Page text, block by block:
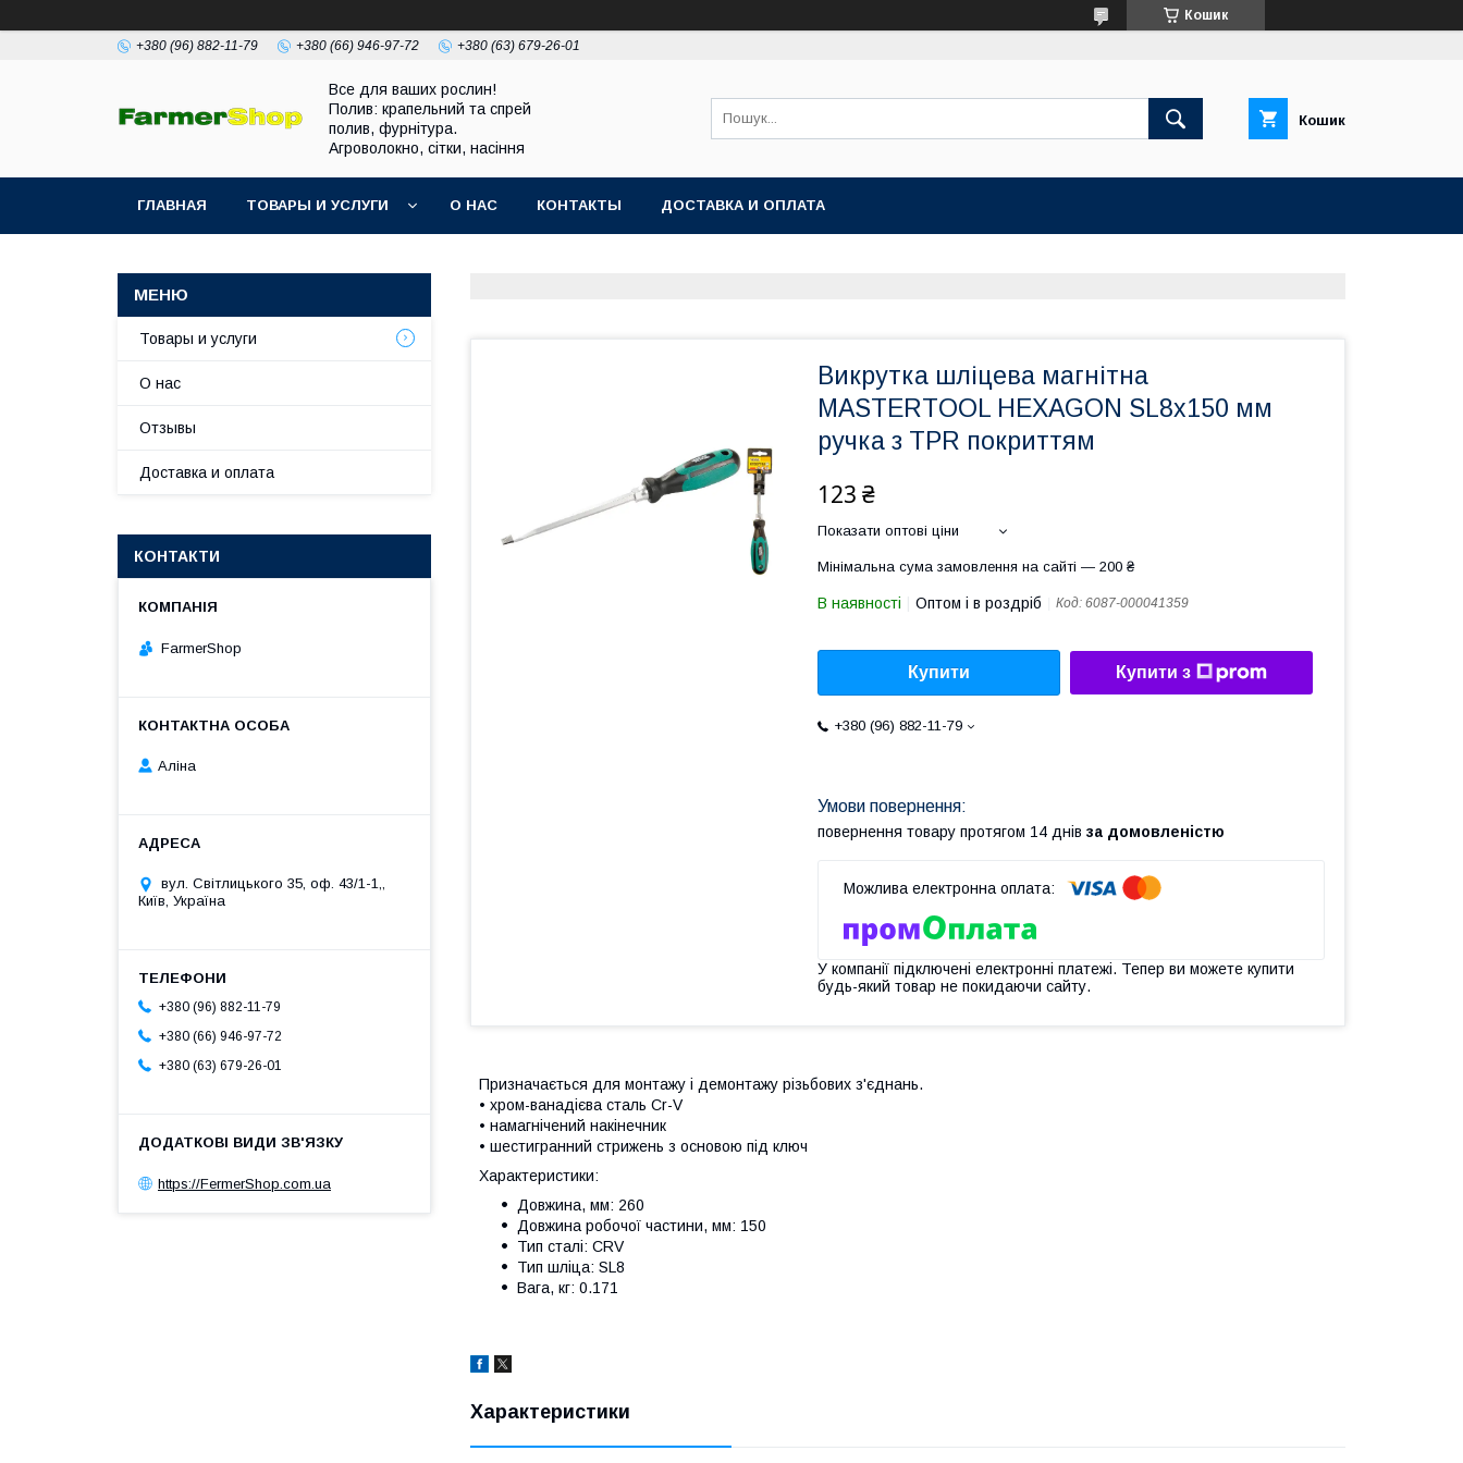
Кошик
+380 (96) 882-11-79 +380 (66) 946-97-72 +380 (63) 679-26-01
Все для ваших рослин!
Полив: крапельний та спрей
полив, фурнітура.
Агроволокно, сітки, насіння
Кошик
ГЛАВНАЯ ТОВАРЫ И УСЛУГИ О НАС КОНТАКТЫ ДОСТАВКА И ОПЛАТА
Викрутка шліцева магнітна
MASTERTOOL HEXAGON SL8х150 мм
ручка з TPR покриттям
123 ₴
Показати оптові ціни
Мінімальна сума замовлення на сайті — 200 ₴
В наявності Оптом і в роздріб Код: 6087-000041359
Купити Купити з
+380 (96) 882-11-79
повернення товару протягом 14 днів за домовленістю
У компанії підключені електронні платежі. Тепер ви можете купити
будь-який товар не покидаючи сайту.
Призначається для монтажу і демонтажу різьбових з'єднань.
• хром-ванадієва сталь Cr-V
• намагнічений накінечник
• шестигранний стрижень з основою під ключ
Характеристики:
Довжина, мм: 260
Довжина робочої частини, мм: 150
Тип сталі: CRV
Тип шліца: SL8
Вага, кг: 0.171
Характеристики
Товары и услуги
О нас
Отзывы
Доставка и оплата
КОНТАКТИ
FarmerShop
Аліна
вул. Світлицького 35, оф. 43/1-1,,
Київ, Україна
+380 (96) 882-11-79
+380 (66) 946-97-72
+380 (63) 679-26-01
https://FermerShop.com.ua